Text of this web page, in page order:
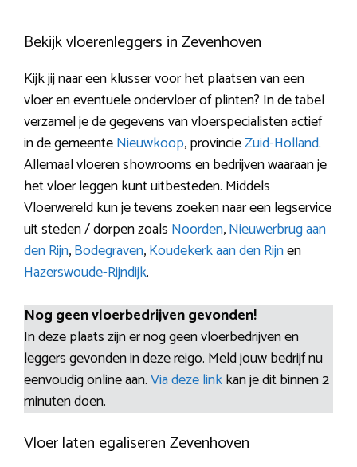
Bekijk vloerenleggers in Zevenhoven
Kijk jij naar een klusser voor het plaatsen van een
vloer en eventuele ondervloer of plinten? In de tabel
verzamel je de gegevens van vloerspecialisten actief
in de gemeenteNieuwkoop, provincieZuid-Holland.
Allemaal vloeren showrooms en bedrijven waaraan je
het vloer leggen kunt uitbesteden. Middels
Vloerwereld kun je tevens zoeken naar een legservice
uit steden / dorpen zoals Noorden,Nieuwerbrug aan
den Rijn,Bodegraven,Koudekerk aan den Rijnen
Hazerswoude-Rijndijk.
Nog geen vloerbedrijven gevonden!
In deze plaats zijn er nog geen vloerbedrijven en
leggers gevonden in deze reigo. Meld jouw bedrijf nu
eenvoudig online aan.Via deze linkkan je dit binnen 2
minuten doen.
Vloer laten egaliseren Zevenhoven